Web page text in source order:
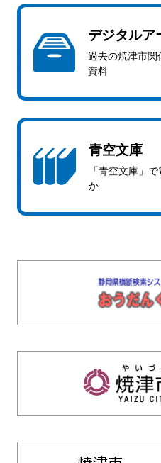
デジタルア
過去の焼津市関
資料
青空文庫
「青空文庫」
か